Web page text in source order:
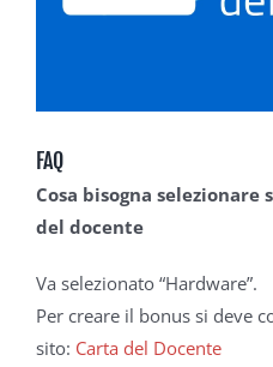
FAQ
Cosa bisogna
del docente
Va selezionato “Hardware”.
Per creare il bonus si deve
sito: Carta del Docente